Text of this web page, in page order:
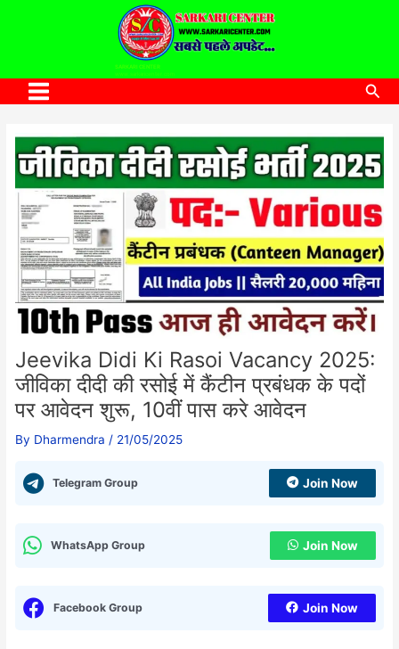
SARKARI CENTER
www.sarkaricenter.com
Main
Jeevika Didi Ki Rasoi Vacancy 2025:
जीविका दीदी की रसोई में कैंटीन प्रबंधक के पदों
पर आवेदन शुरू, 10वीं पास करे आवेदन
By Dharmendra / 21/05/2025
Telegram Group Join Now
WhatsApp Group Join Now
Facebook Group Join Now